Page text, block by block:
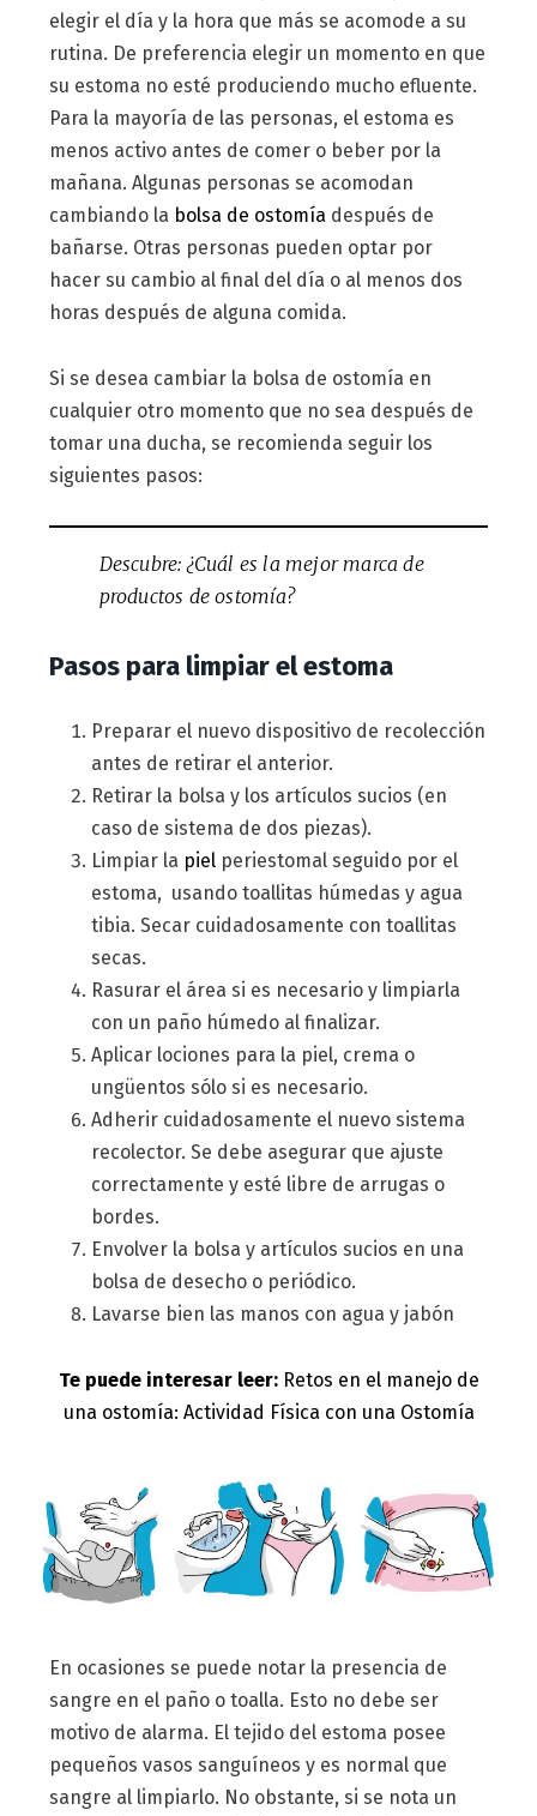
elegir el día y la hora que más se acomode a su
rutina. De preferencia elegir un momento en que
su estoma no esté produciendo mucho efluente.
Para la mayoría de las personas, el estoma es
menos activo antes de comer o beber por la
mañana. Algunas personas se acomodan
cambiando la bolsa de ostomíadespués de
bañarse. Otras personas pueden optar por
hacer su cambio al final del día o al menos dos
horas después de alguna comida.
Si se desea cambiar la bolsa de ostomía en
cualquier otro momento que no sea después de
tomar una ducha, se recomienda seguir los
siguientes pasos:
Descubre: ¿Cuál es la mejor marca de
productos de ostomía?
Pasos para limpiar el estoma
Preparar el nuevo dispositivo de recolección
antes de retirar el anterior.
Retirar la bolsa y los artículos sucios (en
caso de sistema de dos piezas).
Limpiar la pielperiestomal seguido por el
estoma, usando toallitas húmedas y agua
tibia. Secar cuidadosamente con toallitas
secas.
Rasurar el área si es necesario y limpiarla
con un paño húmedo al finalizar.
Aplicar lociones para la piel, crema o
ungüentos sólo si es necesario.
Adherir cuidadosamente el nuevo sistema
recolector. Se debe asegurar que ajuste
correctamente y esté libre de arrugas o
bordes.
Envolver la bolsa y artículos sucios en una
bolsa de desecho o periódico.
Lavarse bien las manos con agua y jabón
Te puede interesar leer:Retos en el manejo de
una ostomía: Actividad Física con una Ostomía
En ocasiones se puede notar la presencia de
sangre en el paño o toalla. Esto no debe ser
motivo de alarma. El tejido del estoma posee
pequeños vasos sanguíneos y es normal que
sangre al limpiarlo. No obstante, si se nota un